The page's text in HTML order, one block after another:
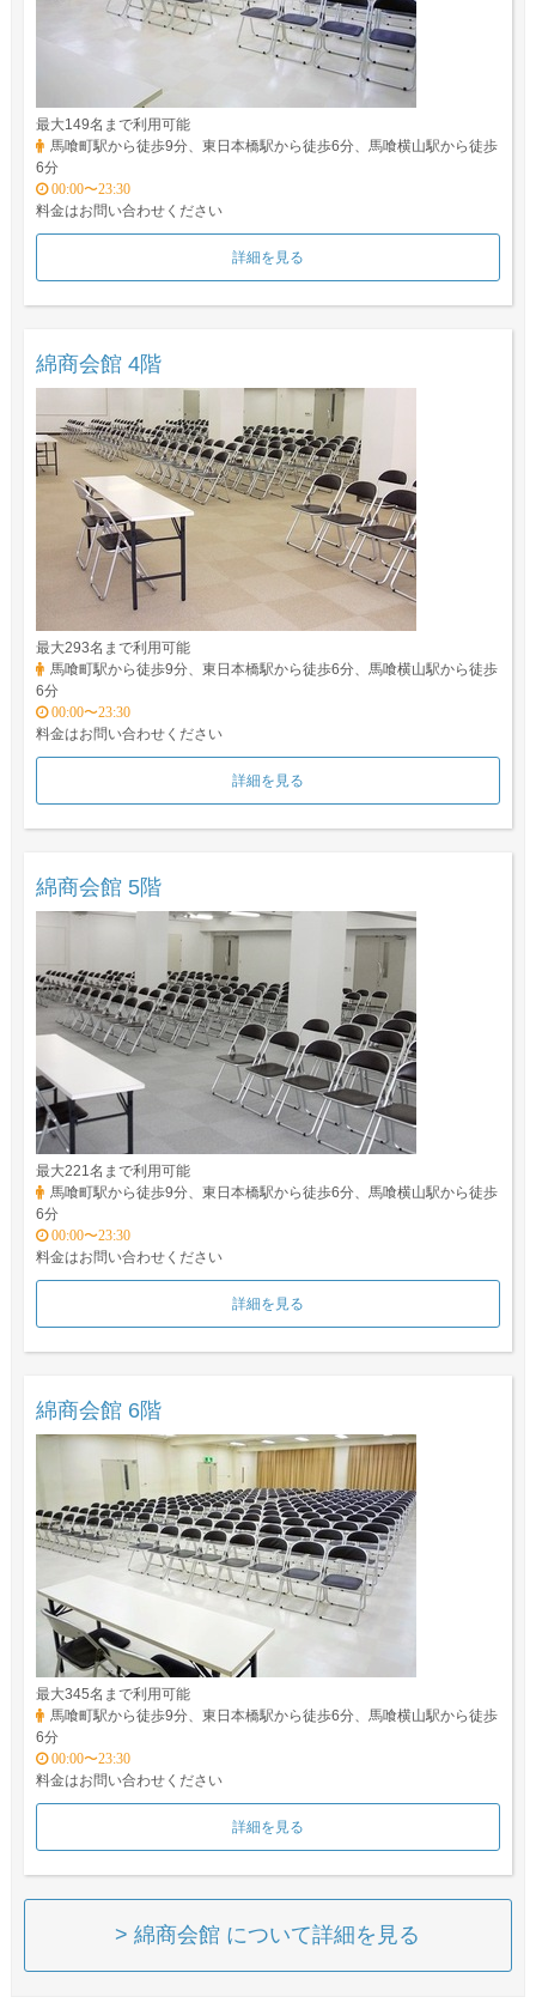
最大149名まで利用可能
馬喰町駅から徒歩9分、東日本橋駅から徒歩6分、馬喰横山駅から徒歩
6分
00:00〜23:30
料金はお問い合わせください
詳細を見る
綿商会館 4階
最大293名まで利用可能
馬喰町駅から徒歩9分、東日本橋駅から徒歩6分、馬喰横山駅から徒歩
6分
00:00〜23:30
料金はお問い合わせください
詳細を見る
綿商会館 5階
最大221名まで利用可能
馬喰町駅から徒歩9分、東日本橋駅から徒歩6分、馬喰横山駅から徒歩
6分
00:00〜23:30
料金はお問い合わせください
詳細を見る
綿商会館 6階
最大345名まで利用可能
馬喰町駅から徒歩9分、東日本橋駅から徒歩6分、馬喰横山駅から徒歩
6分
00:00〜23:30
料金はお問い合わせください
詳細を見る
> 綿商会館 について詳細を見る